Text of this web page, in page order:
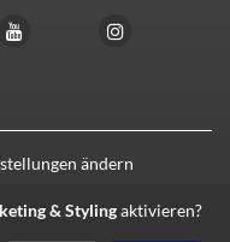
ändern
& Stylingaktivieren?